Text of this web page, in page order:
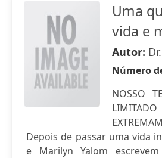
Uma
vida e
Autor:
Número
NOSSO
Depois de passar uma vida
e Marilyn Yalom